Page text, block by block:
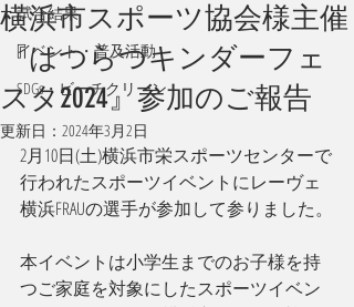
試合結果
イベント・普及活動
SDGs・ビーチクリーン
横浜市スポーツ協会様主催
『はつらつキンダーフェ
スタ2024』参加のご報告
更新日： 2024年3月2日
2月10日(土)横浜市栄スポーツセンターで
行われたスポーツイベントにレーヴェ
横浜FRAUの選手が参加して参りました。
本イベントは小学生までのお子様を持
つご家庭を対象にしたスポーツイベン